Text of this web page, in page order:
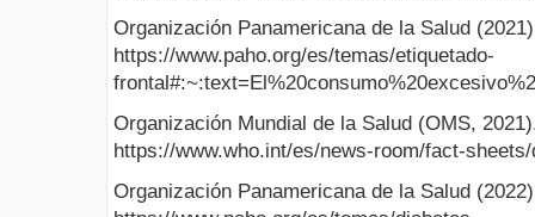
Organización Panamericana de la Salud
https://www.paho.org/es/temas/etiquetado-
Organización Mundial de la Salud (OMS,
https://www.who.int/es/news-room/fact-
Organización Panamericana de la Salud